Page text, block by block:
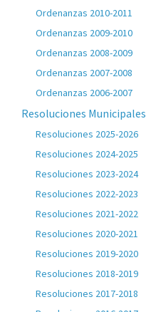
Ordenanzas 2010-2011
Ordenanzas 2009-2010
Ordenanzas 2008-2009
Ordenanzas 2007-2008
Ordenanzas 2006-2007
Resoluciones Municipales
Resoluciones 2025-2026
Resoluciones 2024-2025
Resoluciones 2023-2024
Resoluciones 2022-2023
Resoluciones 2021-2022
Resoluciones 2020-2021
Resoluciones 2019-2020
Resoluciones 2018-2019
Resoluciones 2017-2018